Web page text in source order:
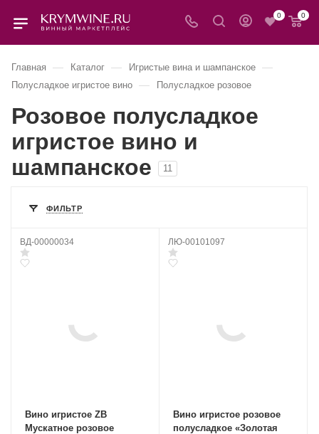
0 0
Главная — Каталог — Игристые вина и шампанское —
Полусладкое игристое вино — Полусладкое розовое
Розовое полусладкое
игристое вино и
шампанское
11
ФИЛЬТР
ВД-00000034
Вино игристое ZB
Мускатное розовое
ЛЮ-00101097
Вино игристое розовое
полусладкое «Золотая